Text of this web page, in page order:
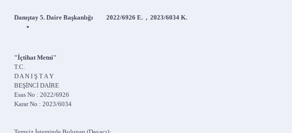
Danıştay 5. Daire Başkanlığı 2022/6926 E. , 2023/6034 K.
"İçtihat Metni"
T.C.
D A N I Ş T A Y
BEŞİNCİ DAİRE
Esas No : 2022/6926
Karar No : 2023/6034